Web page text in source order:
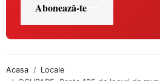
Abonează-te
Acasa
Locale